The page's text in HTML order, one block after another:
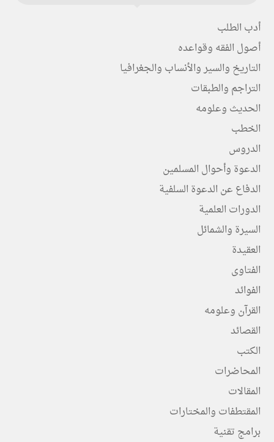
أدب الطلب
أصول الفقه وقواعده
التاريخ والسير والأنساب والجغرافيا
التراجم والطبقات
الحديث وعلومه
الخطب
الدروس
الدعوة وأحوال المسلمين
الدفاع عن الدعوة السلفية
الدورات العلمية
السيرة والشمائل
العقيدة
الفتاوى
الفوائد
القرآن وعلومه
القصائد
الكتب
المحاضرات
المقالات
المقتطفات والمختارات
برامج تقنية